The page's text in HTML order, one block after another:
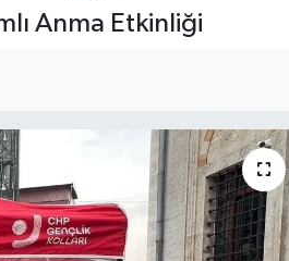
Anma Etkinliği